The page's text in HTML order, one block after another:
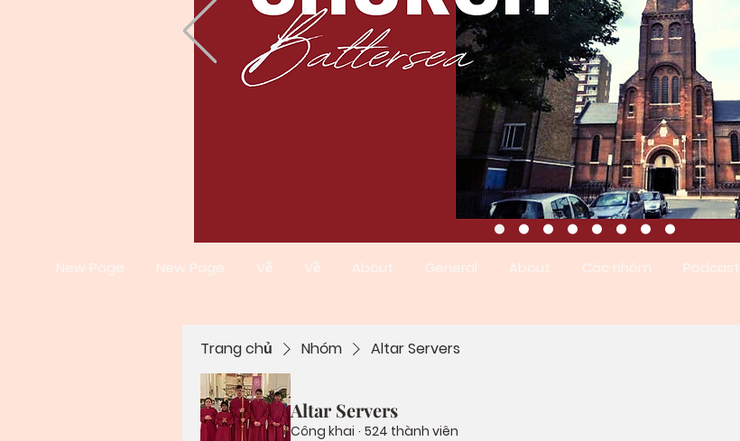
New Page New Page Về Về About General About Các nhóm Podcast
Trang chủ Nhóm Altar Servers
Altar Servers
Công khai · 524 thành viên